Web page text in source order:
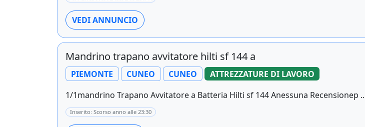
VEDI ANNUNCIO
Mandrino trapano avvitatore hilti sf 144 a
PIEMONTE CUNEO CUNEO
ATTREZZATURE DI LAVORO
1/1mandrino Trapano Avvitatore a Batteria Hilti sf 144 Anessuna Recensionep
Inserito: Scorso anno alle 23:30